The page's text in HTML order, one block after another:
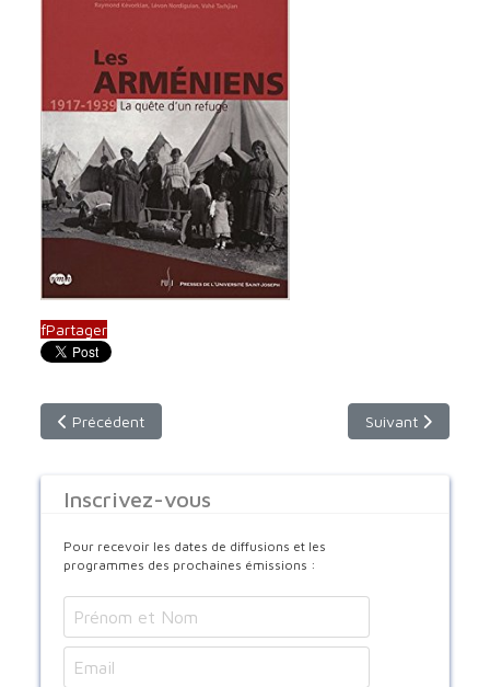
fPartager
Article précédent : Richesse du Monde Syriaque
Précédent Article suivant :
Suivant
Inscrivez-vous
Pour recevoir les dates de diffusions et les
programmes des prochaines émissions :